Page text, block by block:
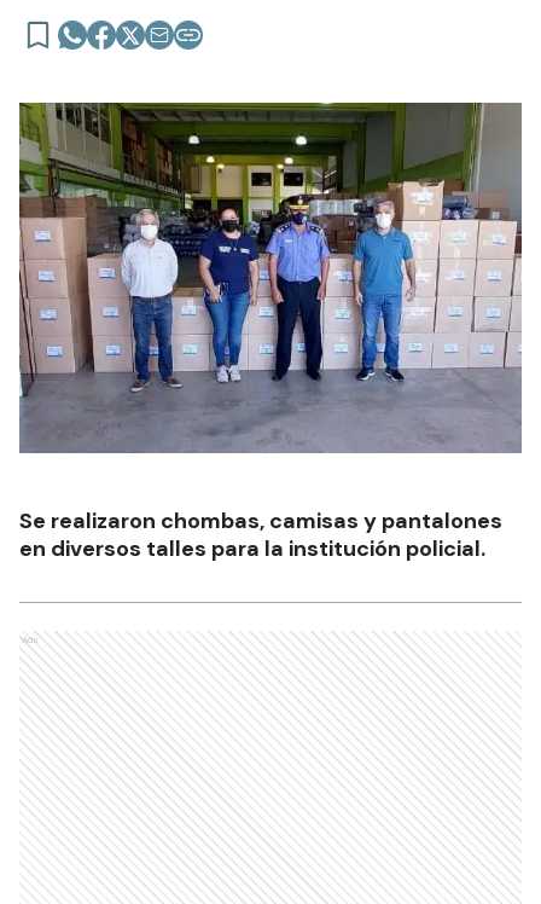
Se realizaron chombas, camisas y pantalones
en diversos talles para la institución policial.
Ads